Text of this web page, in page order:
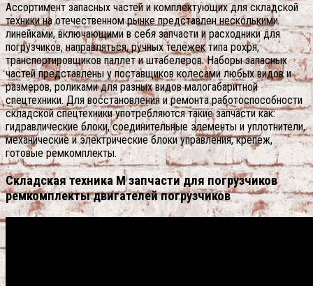
Ассортимент запасных частей и комплектующих для складской
техники на отечественном рынке представлен несколькими
линейками, включающими в себя запчасти и расходники для
погрузчиков, направляться, ручных тележек типа рохря,
транспортировщиков паллет и штабелеров. Наборы запасных
частей представлены у поставщиков колесами любых видов и
размеров, роликами для разных видов малогабаритной
спецтехники. Для восстановления и ремонта работоспособности
складской спецтехники употребляются такие запчасти как:
гидравлические блоки, соединительные элементы и уплотнители,
механические и электрические блоки управления, крепеж,
готовые ремкомплекты.
Складская техника М запчасти для погрузчиков
ремкомплекты двигателей погрузчиков